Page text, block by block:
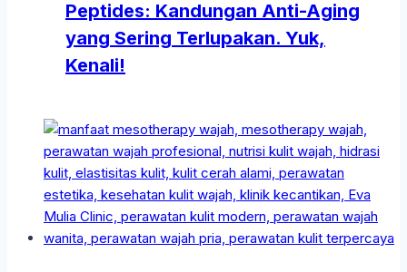
Peptides: Kandungan Anti-Aging
yang Sering Terlupakan. Yuk,
Kenali!